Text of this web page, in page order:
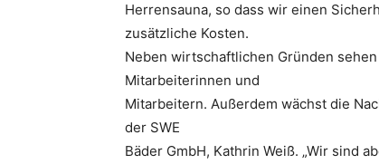
Herrensauna, so dass wir einen
zusätzliche Kosten.
Neben wirtschaftlichen Gründen
Mitarbeiterinnen und
Mitarbeitern. Außerdem wächst die
der SWE
Bäder GmbH, Kathrin Weiß. „Wir sind